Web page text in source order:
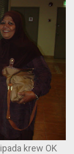
krew OK